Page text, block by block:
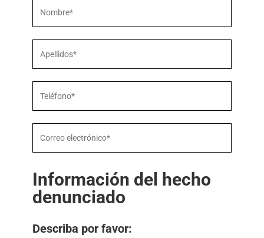
Información del hecho
denunciado
Describa por favor: